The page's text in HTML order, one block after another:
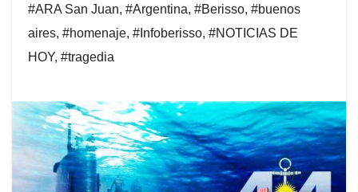
#ARA San Juan, #Argentina, #Berisso, #buenos
aires, #homenaje, #Infoberisso, #NOTICIAS DE
HOY, #tragedia